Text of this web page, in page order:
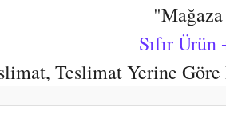
Sıfır
Teslimat Yerine